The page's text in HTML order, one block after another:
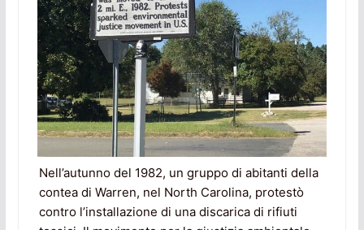
Nell’autunno del 1982, un gruppo di abitanti della
contea di Warren, nel North Carolina, protestò
contro l’installazione di una discarica di rifiuti